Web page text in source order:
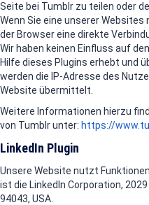
Seite bei Tumblr zu teilen oder
Wenn Sie eine unserer
der Browser eine direkte
Wir haben keinen Einfluss auf
Hilfe dieses Plugins erhebt und
werden die IP-Adresse des
Website übermittelt.
Weitere Informationen hierzu
von Tumblr unter: https://
LinkedIn Plugin
Unsere Website nutzt
ist die LinkedIn Corporation,
94043, USA.